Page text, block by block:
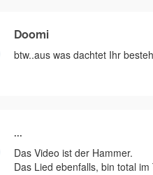
Doomi
btw..aus was dachtet Ihr
...
Das Video ist der Hammer.
Das Lied ebenfalls, bin total im